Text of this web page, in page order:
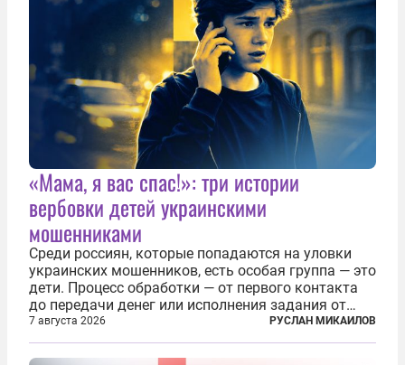
«Мама, я вас спас!»: три истории
вербовки детей украинскими
мошенниками
Среди россиян, которые попадаются на уловки
украинских мошенников, есть особая группа — это
дети. Процесс обработки — от первого контакта
до передачи денег или исполнения задания от
кураторов может занять от двух часов до
нескольких месяцев. Детей превращают в
послушных исполнителей, которые...
7 августа 2026 РУСЛАН МИКАИЛОВ